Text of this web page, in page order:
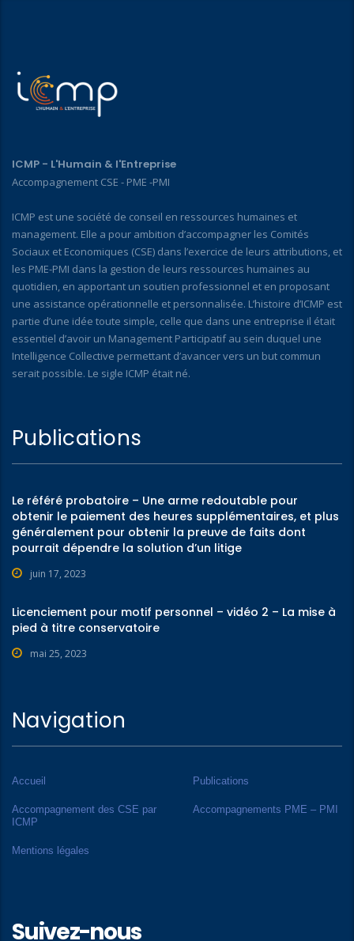
ICMP - L'Humain & l'Entreprise
Accompagnement CSE - PME -PMI
ICMP est une société de conseil en ressources humaines et
management. Elle a pour ambition d’accompagner les Comités
Sociaux et Economiques (CSE) dans l’exercice de leurs attributions, et
les PME-PMI dans la gestion de leurs ressources humaines au
quotidien, en apportant un soutien professionnel et en proposant
une assistance opérationnelle et personnalisée. L’histoire d’ICMP est
partie d’une idée toute simple, celle que dans une entreprise il était
essentiel d’avoir un Management Participatif au sein duquel une
Intelligence Collective permettant d’avancer vers un but commun
serait possible. Le sigle ICMP était né.
Publications
Le référé probatoire – Une arme redoutable pour
obtenir le paiement des heures supplémentaires, et plus
généralement pour obtenir la preuve de faits dont
pourrait dépendre la solution d’un litige
juin 17, 2023
Licenciement pour motif personnel – vidéo 2 – La mise à
pied à titre conservatoire
mai 25, 2023
Navigation
Accueil Publications
Accompagnement des CSE par
ICMP
Accompagnements PME – PMI
Mentions légales
Suivez-nous